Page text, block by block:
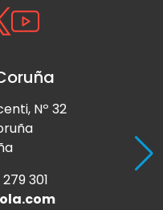
Nº 32
301